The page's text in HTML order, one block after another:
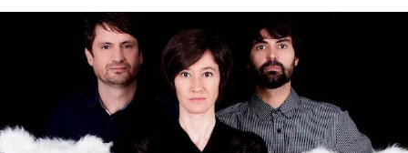
DREAMPOP
POSTPUNK
EXPERIMENTAL